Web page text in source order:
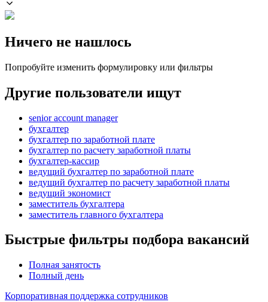
Ничего не нашлось
Попробуйте изменить формулировку или фильтры
Другие пользователи ищут
senior account manager
бухгалтер
бухгалтер по заработной плате
бухгалтер по расчету заработной платы
бухгалтер-кассир
ведущий бухгалтер по заработной плате
ведущий бухгалтер по расчету заработной платы
ведущий экономист
заместитель бухгалтера
заместитель главного бухгалтера
Быстрые фильтры подбора вакансий
Полная занятость
Полный день
Корпоративная поддержка сотрудников